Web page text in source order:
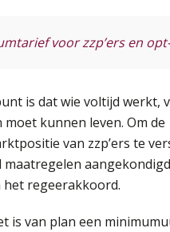
voor zzp’ers en
is dat wie voltijd werkt,
kunnen leven. Om de
van zzp’ers te
maatregelen
het regeerakkoord.
is van plan een
MOCuitgevers